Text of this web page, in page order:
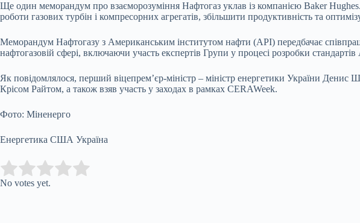
Ще один меморандум про взаєморозуміння Нафтогаз уклав із компанією Baker
роботи газових турбін і компресорних агрегатів, збільшити продуктивність та
Меморандум Нафтогазу з Американським інститутом нафти (API) передбачає
нафтогазовій сфері, включаючи участь експертів Групи у процесі розробки стандартів
Як повідомлялося, перший віцепрем’єр-міністр – міністр енергетики України
Крісом Райтом, а також взяв участь у заходах в рамках CERAWeek.
Фото: Міненерго
Енергетика США Україна
Rate this item:
No votes yet.